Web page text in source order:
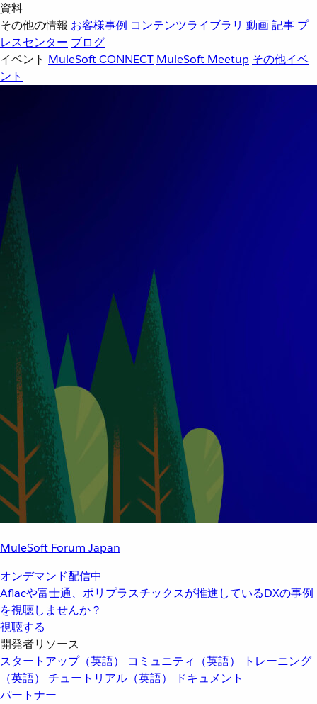
資料
その他の情報 お客様事例 コンテンツライブラリ 動画記事 プ
レスセンター ブログ
イベント MuleSoft CONNECT MuleSoft Meetup その他イベ
ント
MuleSoft Forum Japan
オンデマンド配信中
Aflacや富士通、ポリプラスチックスが推進しているDXの事例
を視聴しませんか？
視聴する
開発者リソース
スタートアップ（英語）
コミュニティ（英語）
トレーニング
（英語）
チュートリアル（英語）
ドキュメント
パートナー